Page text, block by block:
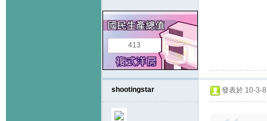
413
shootingstar 發表於 10-3-